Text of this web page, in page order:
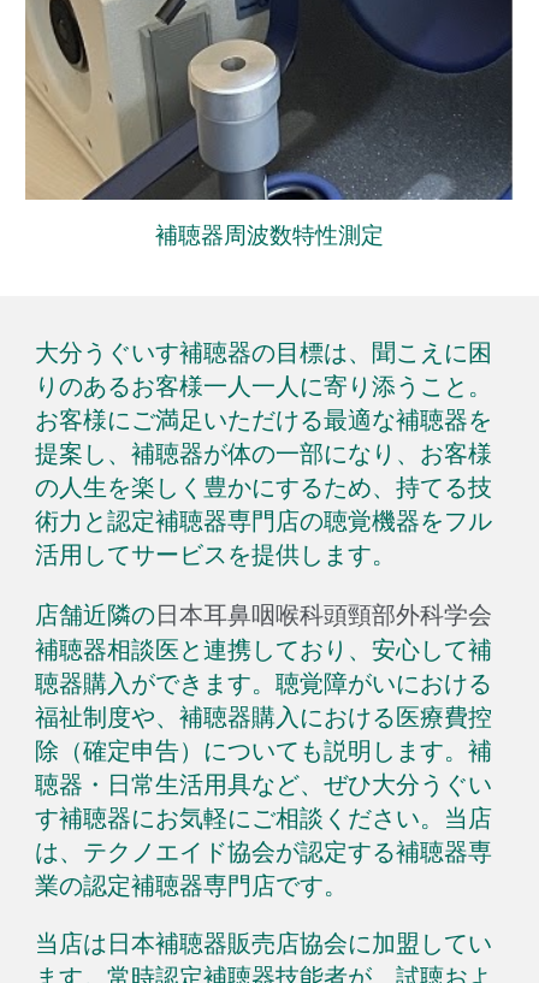
補聴器周波数特性測定
大分うぐいす補聴器の目標は、聞こえに困
りのあるお客様一人一人に寄り添うこと。
お客様にご満足いただける最適な補聴器を
提案し、補聴器が体の一部にな り、お客様
の人生を楽しく豊かにするため、持てる技
術力と認定補聴器専門店の聴覚機器をフル
活用してサービスを提供します。
店舗近隣の日本耳鼻咽喉科頭頸部外科学会
補聴器相談医と連携しており、安心して補
聴器購入ができます。聴覚障がいにおける
福祉制度や、補聴器購入における医療費控
除（確定申告）についても説明します。補
聴器 ・ 日常生活用具など、ぜひ大分うぐい
す補聴器にお気軽にご相談ください。当店
は、テクノエイド協会が認定する補聴器専
業の認定補聴器専門店です。
当店は日本補聴器販売店協会に加盟してい
ます。常時認定補聴器技能者が、試聴およ